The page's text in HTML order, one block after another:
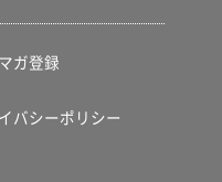
ガ登録
バシーポリシー